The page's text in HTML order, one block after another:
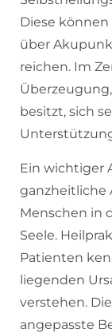
Diese
über
reichen. Im
besitzt, sich
Ein wichtiger
ganzheitliche
Menschen in
Seele.
Patienten
liegenden
verstehen.
angepasste